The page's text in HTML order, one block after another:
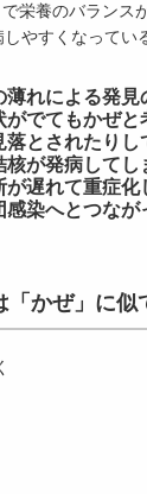
栄養のバランス
すくなっている
れによる発見
でてもかぜと
落とされたり
が発病してし
遅れて重症化
感染へとつな
「かぜ」に似